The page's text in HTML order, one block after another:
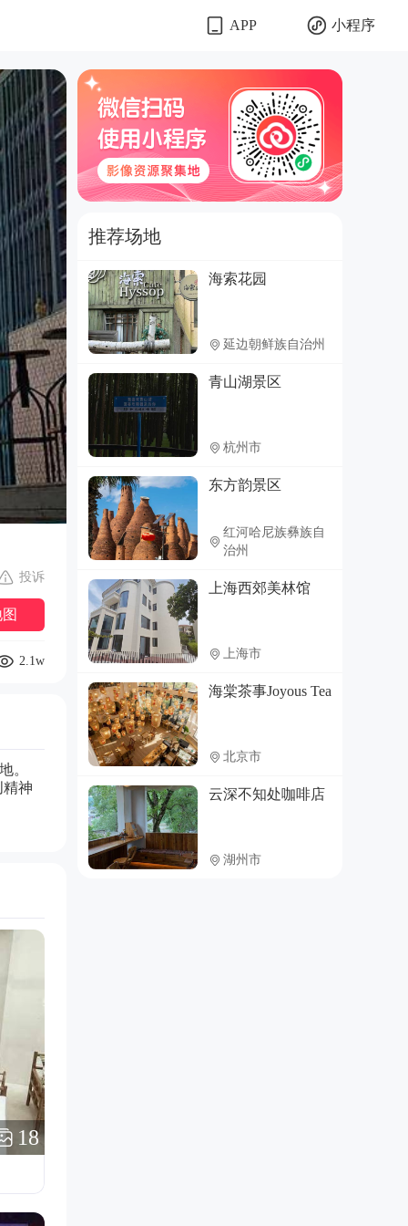
APP 小程序
投诉
2.1w
。
神
18
推荐场地
海索花园
延边朝鲜族自治州
青山湖景区
杭州市
东方韵景区
红河哈尼族彝族自
治州
上海西郊美林馆
上海市
海棠茶事Joyous Tea
北京市
云深不知处咖啡店
湖州市